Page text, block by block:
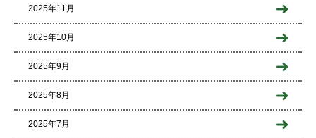
2025年11月
2025年10月
2025年9月
2025年8月
2025年7月